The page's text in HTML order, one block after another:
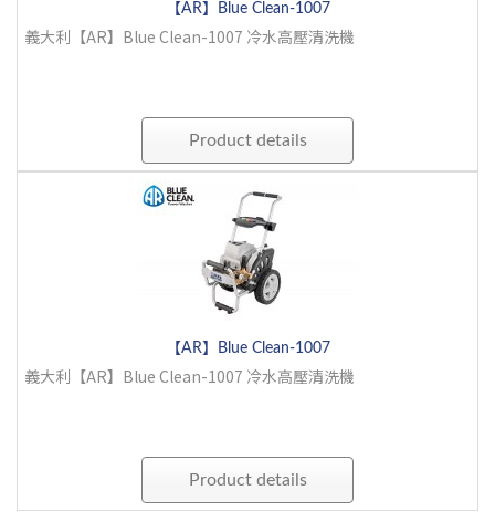
【AR】Blue Clean-1007
義大利【AR】Blue Clean-1007 冷水高壓清洗機
Product details
【AR】Blue Clean-1007
義大利【AR】Blue Clean-1007 冷水高壓清洗機
Product details